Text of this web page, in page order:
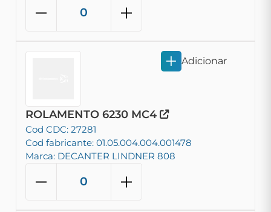
ROLAMENTO 6230 MC4
Cod CDC: 27281
Cod fabricante: 01.05.004.004.001478
Marca: DECANTER LINDNER 808
Adicionar